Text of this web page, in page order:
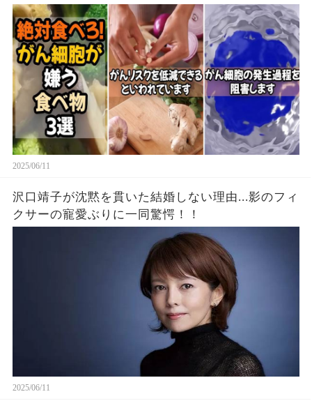
2025/06/11
沢口靖子が沈黙を貫いた結婚しない理由...影のフィ
クサーの寵愛ぶりに一同驚愕！！
2025/06/11